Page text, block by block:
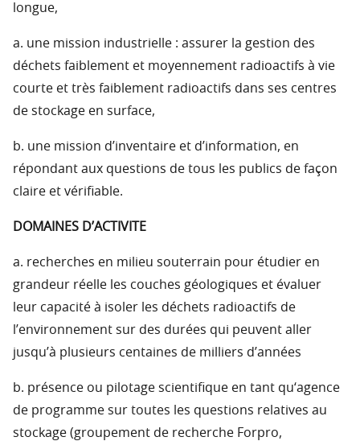
longue,
a. une mission industrielle : assurer la gestion des
déchets faiblement et moyennement radioactifs à vie
courte et très faiblement radioactifs dans ses centres
de stockage en surface,
b. une mission d’inventaire et d’information, en
répondant aux questions de tous les publics de façon
claire et vérifiable.
DOMAINES D’ACTIVITE
a. recherches en milieu souterrain pour étudier en
grandeur réelle les couches géologiques et évaluer
leur capacité à isoler les déchets radioactifs de
l’environnement sur des durées qui peuvent aller
jusqu’à plusieurs centaines de milliers d’années
b. présence ou pilotage scientifique en tant qu‘agence
de programme sur toutes les questions relatives au
stockage (groupement de recherche Forpro,